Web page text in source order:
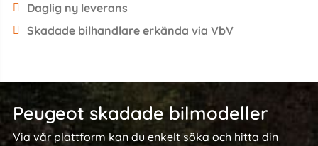
Daglig ny leverans
Skadade bilhandlare erkända via VbV
Peugeot skadade bilmodeller
Via vår plattform kan du enkelt söka och hitta din